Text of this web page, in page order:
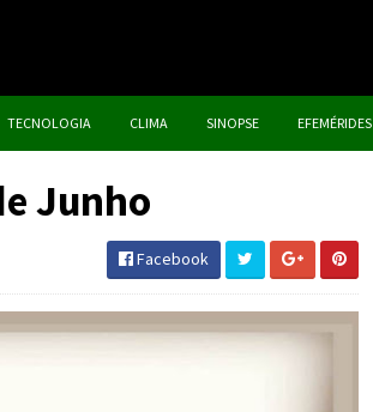
TECNOLOGIA CLIMA SINOPSE EFEMÉRIDES
Junho
Facebook